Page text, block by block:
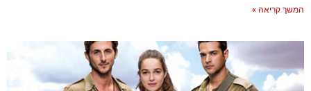
המשך קריאה »